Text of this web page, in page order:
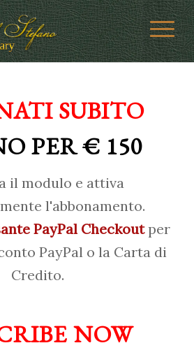
SUBITO
PER € 150
il modulo e attiva
l'abbonamento.
PayPal Checkoutper
PayPal o la Carta di
Credito.
NOW